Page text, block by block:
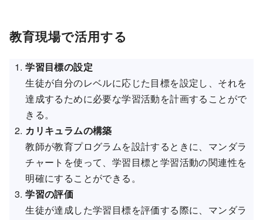
教育現場で活用する
学習目標の設定
生徒が自分のレベルに応じた目標を設定し、それを
達成するために必要な学習活動を計画することがで
きる。
カリキュラムの構築
教師が教育プログラムを設計するときに、マンダラ
チャートを使って、学習目標と学習活動の関連性を
明確にすることができる。
学習の評価
生徒が達成した学習目標を評価する際に、マンダラ